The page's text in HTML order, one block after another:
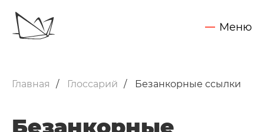
Меню
Главная Глоссарий Безанкорные ссылки
Безанкорные